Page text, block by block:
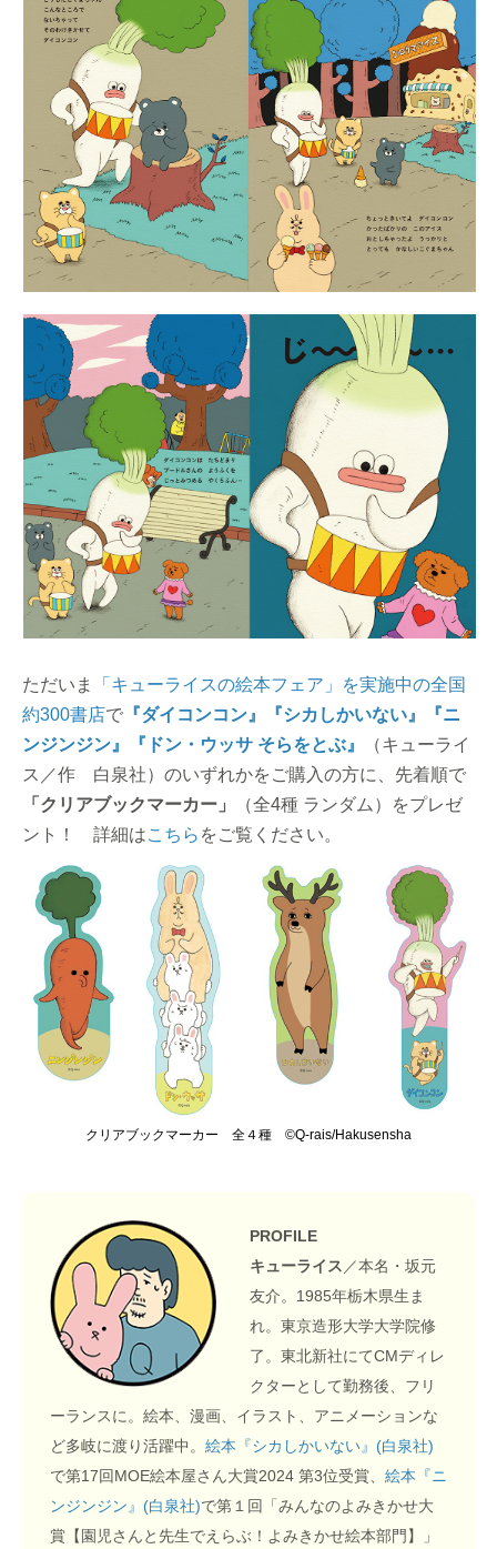
ただいま
「キューライスの絵本フェア」を実施中の全国
約300書店で 『ダイコンコン』 『シカしかいない』
『ニ
ンジンジン』
『ドン・ウッサ そらをとぶ』
（キューライ
ス／作 白泉社）のいずれかをご購入の方に、先着順で
「クリアブックマーカー」
（全4種 ランダム）をプレゼ
ント！ 詳細はこちら をご覧ください。
クリアブックマーカー 全４種 ©︎Q-rais/Hakusensha
PROFILE
キューライス ／本名・坂元
友介。1985年栃木県生ま
れ。東京造形大学大学院修
了。東北新社にてCMディレ
クターとして勤務後、フリ
ーランスに。絵本、漫画、イラスト、アニメーションな
ど多岐に渡り活躍中。 絵本『シカしかいない』 (白泉社)
で第17回MOE絵本屋さん大賞2024 第3位受賞、 絵本『ニ
ンジンジン』(白泉社)で第１回「みんなのよみきかせ大
賞【園児さんと先生でえらぶ！よみきかせ絵本部門】」